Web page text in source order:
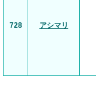
728 アシマリ